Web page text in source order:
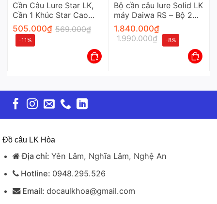
Cần Câu Lure Star LK,
Cần 1 Khúc Star Cao
Cấp
505.000₫ 569.000₫
-11%
Bộ cần câu lure Solid LK
máy Daiwa RS – Bộ 2
Sản Phẩm Cần Và Máy
1.840.000₫
1.990.000₫ -8%
Đồ câu LK Hòa
Địa chỉ: Yên Lâm, Nghĩa Lâm, Nghệ An
Hotline: 0948.295.526
Email: docaulkhoa@gmail.com